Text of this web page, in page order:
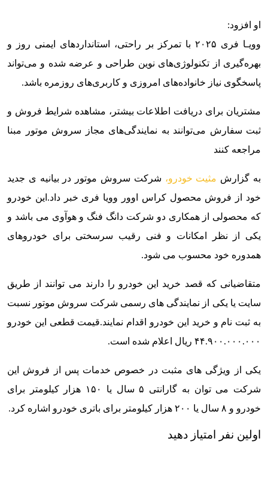
او افزود:
وویـا فری ۲۰۲۵ با تمرکز بر راحتی، استانداردهای ایمنی روز و
بهره‌گیری از تکنولوژی‌های نوین طراحی و عرضه شده و می‌تواند
پاسخگوی نیاز خانواده‌های امروزی و کاربری‌های روزمره باشد.
مشتریان برای دریافت اطلاعات بیشتر، مشاهده شرایط فروش و
ثبت سفارش می‌توانند به نمایندگی‌های مجاز سروش موتور مبنا
مراجعه کنند
به گزارش مثیت خودرو، شرکت سروش موتور در بیانیه ی جدید
خود از فروش محصول کراس اوور وویا فری خبر داد. این خودرو
که محصولی از همکاری دو شرکت دانگ فنگ و هوآوی می باشد و
یکی از نظر امکانات و فنی رقیب سرسختی برای خودروهای
همدوره خود محسوب می شود.
متقاضیانی که قصد خرید این خودرو را دارند می توانند از طریق
سایت یا یکی از نمایندگی های رسمی شرکت سروش موتور نسبت
به ثبت نام و خرید این خودرو اقدام نمایند.قیمت قطعی این خودرو
۴۴.۹۰۰.۰۰۰.۰۰۰ ریال اعلام شده است.
یکی از ویژگی های مثبت در خصوص خدمات پس از فروش این
شرکت می توان به گارانتی ۵ سال یا ۱۵۰ هزار کیلومتر برای
خودرو و ۸ سال یا ۲۰۰ هزار کیلومتر برای باتری خودرو اشاره کرد.
اولین نفر امتیاز دهید